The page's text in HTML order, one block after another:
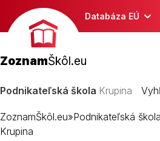
Databáza EÚ
ZoznamŠkôl.eu
Podnikateľská škola Krupina
ZoznamŠkôl.eu»Podnikateľská škola
Krupina